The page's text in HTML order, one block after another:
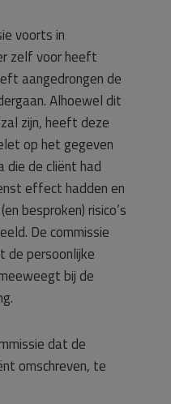
voorts in
zelf voor heeft
aangedrongen de
Alhoewel dit
zijn, heeft deze
op het gegeven
die de cliënt had
effect hadden en
besproken) risico’s
De commissie
de persoonlijke
bij de
dat de
omschreven, te